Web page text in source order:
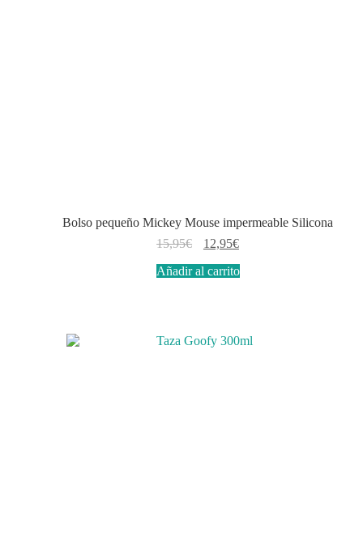
Bolso pequeño Mickey Mouse impermeable Silicona
15,95€
El
original
12,95€El
actual
Añadir al carrito